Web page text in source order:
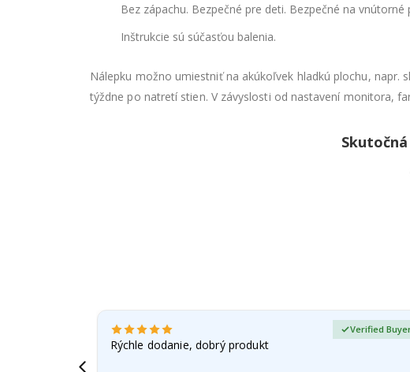
Bez zápachu. Bezpečné pre deti. Bezpečné na vnútorné
Inštrukcie sú súčasťou balenia.
Nálepku možno umiestniť na akúkoľvek hladkú plochu, napr.
týždne po natretí stien. V závyslosti od nastavení monitora,
Rýchle dodanie, dobrý produkt
Verified